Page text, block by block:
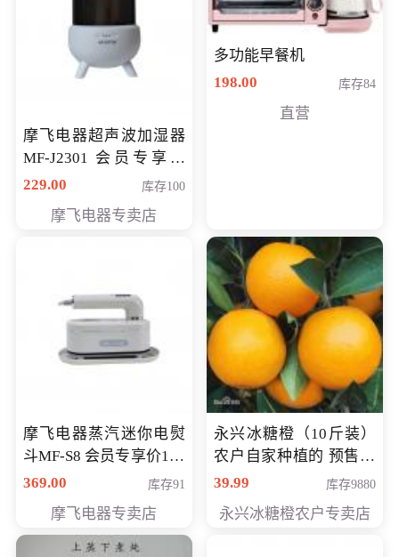
摩飞电器超声波加湿器
MF-J2301 会员专享价
168元
229.00 库存100
摩飞电器专卖店
多功能早餐机
198.00
库存84
直营
摩飞电器蒸汽迷你电熨
斗MF-S8 会员专享价168
元
369.00 库存91
摩飞电器专卖店
永兴冰糖橙（10斤装）
农户自家种植的 预售10
万斤 会员包邮专享价
39.99 库存9880
永兴冰糖橙农户专卖店